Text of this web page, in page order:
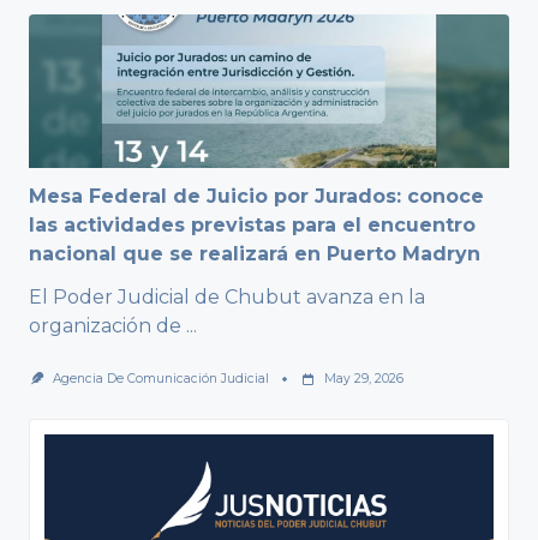
Mesa Federal de Juicio por Jurados: conoce
las actividades previstas para el encuentro
nacional que se realizará en Puerto Madryn
El Poder Judicial de Chubut avanza en la
organización de ...
Agencia De Comunicación Judicial May 29, 2026